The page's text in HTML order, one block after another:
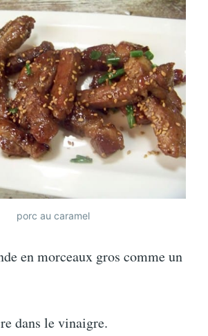
porc au caramel
en morceaux gros comme un
dans le vinaigre.